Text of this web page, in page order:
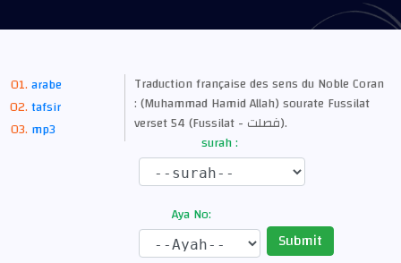
arabe
tafsir
mp3
Traduction française des sens du Noble Coran
: (Muhammad Hamid Allah) sourate Fussilat
verset 54 (Fussilat - فصلت).
surah :
Aya No:
Submit